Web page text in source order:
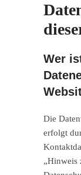
Wer
Die
erfolgt
„Hinweis